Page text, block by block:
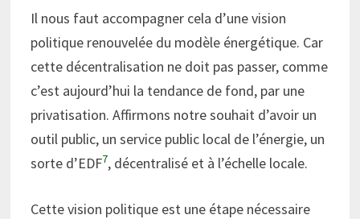
Il nous faut accompagner cela d’une vision
politique renouvelée du modèle énergétique. Car
cette décentralisation ne doit pas passer, comme
c’est aujourd’hui la tendance de fond, par une
privatisation. Affirmons notre souhait d’avoir un
outil public, un service public local de l’énergie, un
sorte d’EDF7, décentralisé et à l’échelle locale.
Cette vision politique est une étape nécessaire